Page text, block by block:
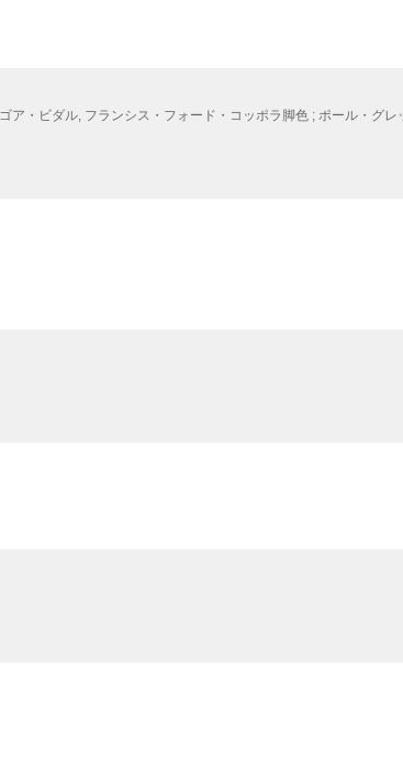
ア・ビダル, フランシス・フォード・コッポラ脚色 ; ポール・グレ